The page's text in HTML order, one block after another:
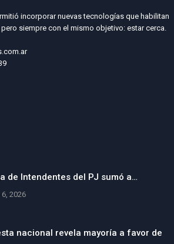
incorporar nuevas tecnologías que habilitan
siempre con el mismo objetivo: estar cerca.
de Intendentes del PJ sumó a…
2026
nacional revela mayoría a favor de